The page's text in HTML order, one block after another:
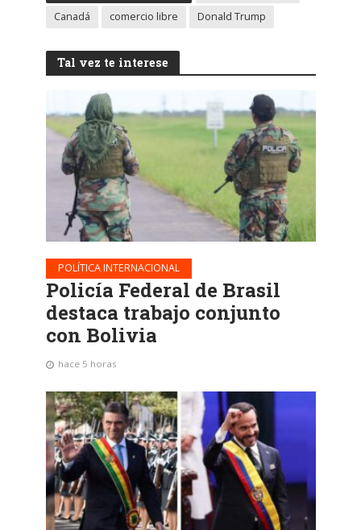
Canadá
comercio libre Donald Trump
Tal vez te interese
POLÍTICA INTERNACIONAL
Policía Federal de Brasil
destaca trabajo conjunto
con Bolivia
hace 5 horas